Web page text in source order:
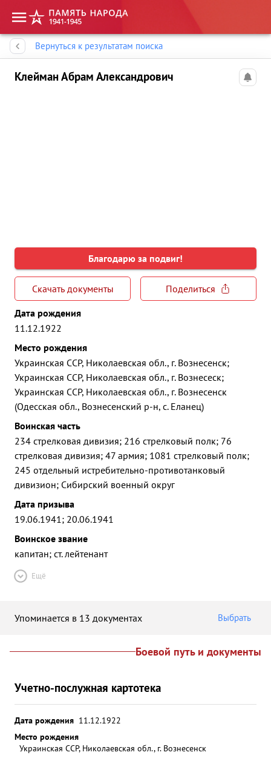
Вернуться к результатам поиска
Клейман Абрам Александрович
Благодарю за подвиг!
Скачать документы
Поделиться
Дата рождения
11.12.1922
Место рождения
Украинская ССР, Николаевская обл., г. Вознесенск;
Украинская ССР, Николаевская обл., г. Вознесеск;
Украинская ССР, Николаевская обл., г. Вознесенск
(Одесская обл., Вознесенский р-н, с. Еланец)
Воинская часть
234 стрелковая дивизия; 216 стрелковый полк; 76
стрелковая дивизия; 47 армия; 1081 стрелковый полк;
245 отдельный истребительно-противотанковый
дивизион; Сибирский военный округ
Дата призыва
19.06.1941; 20.06.1941
Воинское звание
капитан; ст. лейтенант
Ещё
Упоминается в 13 документах Выбрать
Боевой путь и документы
Учетно-послужная картотека
Дата рождения 11.12.1922
Место рождения
Украинская ССР, Николаевская обл., г. Вознесенск
Память народа